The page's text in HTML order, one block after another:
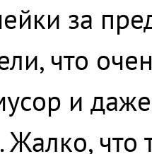
за
что
и
Жалко, что